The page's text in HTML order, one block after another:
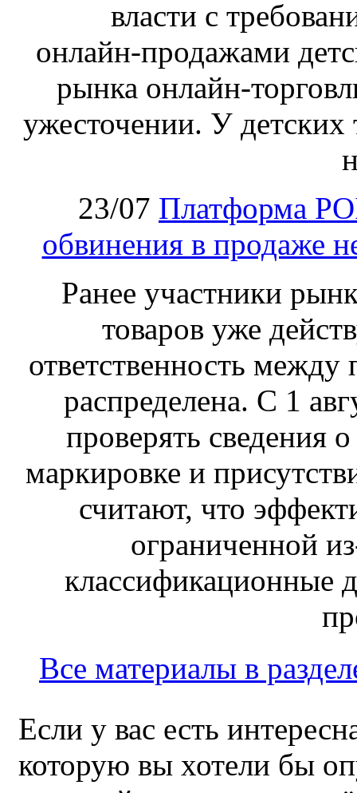
власти с
онлайн‑продажами
рынка онлайн-
ужесточении. У детских
23/07 Платформа
обвинения в продаже
Ранее участники
товаров уже
ответственность
распределена. С 1
проверять сведения
маркировке и
считают, что
ограниченной
классификационные
Все материалы в
Если у вас есть
которую вы хотели бы